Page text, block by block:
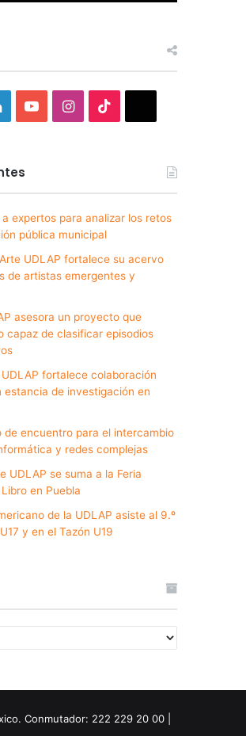
LinkedInYouTubeInstagram
expertos para analizar los retos
pública municipal
UDLAP fortalece su acervo
de artistas emergentes y
asesora un proyecto que
capaz de clasificar episodios
fortalece colaboración
estancia de investigación en
de encuentro para el intercambio
y redes complejas
UDLAP se suma a la Feria
en Puebla
de la UDLAP asiste al 9.º
y en el Tazón U19
Conmutador: 222 229 20 00 |